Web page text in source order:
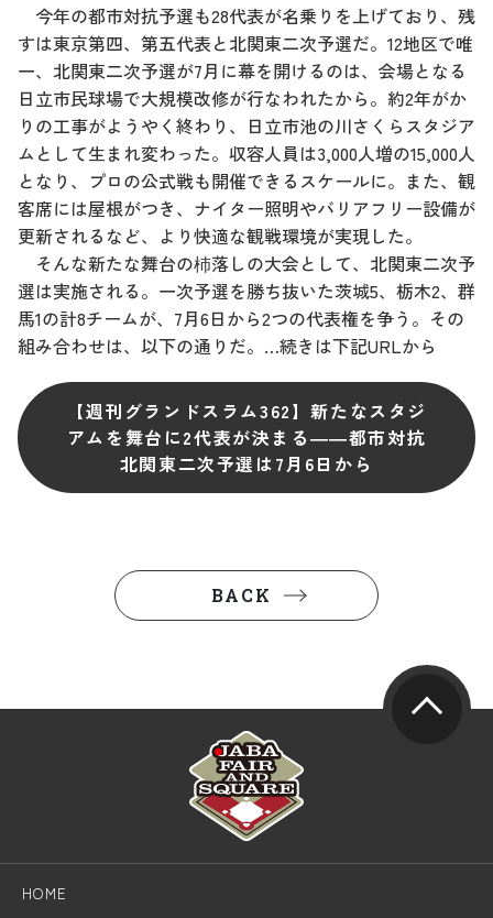
今年の都市対抗予選も28代表が名乗りを上げており、残
すは東京第四、第五代表と北関東二次予選だ。12地区で唯
一、北関東二次予選が7月に幕を開けるのは、会場となる
日立市民球場で大規模改修が行なわれたから。約2年がか
りの工事がようやく終わり、日立市池の川さくらスタジア
ムとして生まれ変わった。収容人員は3,000人増の15,000人
となり、プロの公式戦も開催できるスケールに。また、観
客席には屋根がつき、ナイター照明やバリアフリー設備が
更新されるなど、より快適な観戦環境が実現した。
そんな新たな舞台の杮落しの大会として、北関東二次予
選は実施される。一次予選を勝ち抜いた茨城5、栃木2、群
馬1の計8チームが、7月6日から2つの代表権を争う。その
組み合わせは、以下の通りだ。…続きは下記URLから
【週刊グランドスラム362】新たなスタジ
アムを舞台に2代表が決まる――都市対抗
北関東二次予選は7月6日から
BACK
HOME